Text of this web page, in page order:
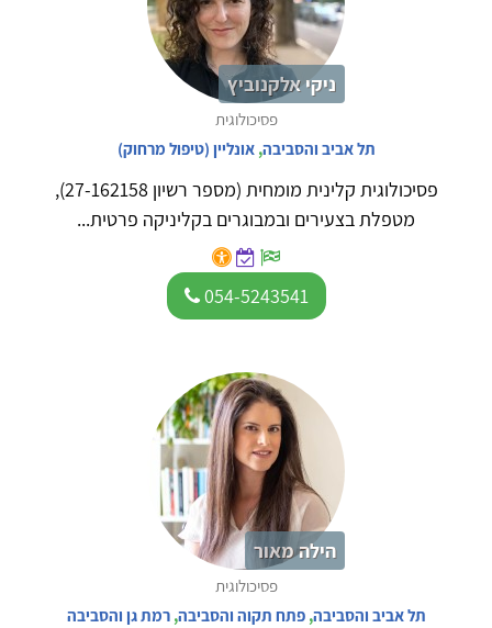
ניקי אלקנוביץ
פסיכולוגית
תל אביב והסביבה,אונליין (טיפול מרחוק)
פסיכולוגית קלינית מומחית (מספר רשיון 27-162158),
מטפלת בצעירים ובמבוגרים בקליניקה פרטית...
054-5243541
הילה מאור
פסיכולוגית
תל אביב והסביבה,פתח תקוה והסביבה,רמת גן והסביבה